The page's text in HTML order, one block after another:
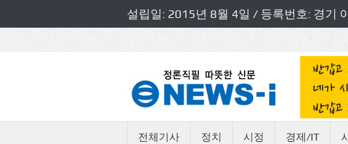
설립일: 2015년 8월 4일 / 등록번호: 경기
전체기사 정치 시정 경제/IT